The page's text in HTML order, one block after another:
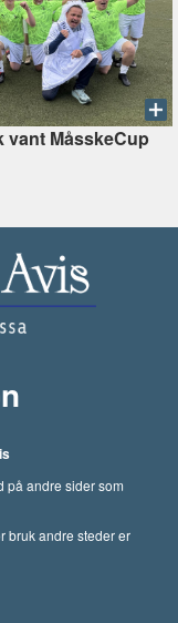
vant MåsskeCup
på andre sider som
bruk andre steder er